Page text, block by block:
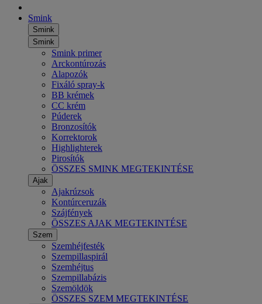
Smink
Smink
Smink
Smink primer
Arckontúrozás
Alapozók
Fixáló spray-k
BB krémek
CC krém
Púderek
Bronzosítók
Korrektorok
Highlighterek
Pirosítók
ÖSSZES SMINK MEGTEKINTÉSE
Ajak
Ajakrúzsok
Kontúrceruzák
Szájfények
ÖSSZES AJAK MEGTEKINTÉSE
Szem
Szemhéjfesték
Szempillaspirál
Szemhéjtus
Szempillabázis
Szemöldök
ÖSSZES SZEM MEGTEKINTÉSE